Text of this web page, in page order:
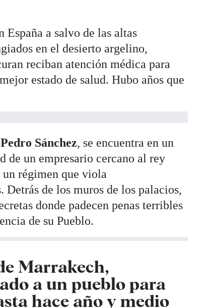
España a salvo de las altas
en el desierto argelino,
reciban atención médica para
estado de salud. Hubo años que
Pedro Sánchez, se encuentra en un
de un empresario cercano al rey
régimen que viola
Detrás de los muros de los palacios,
donde padecen penas terribles
de su Pueblo.
Marrakech,
a un pueblo para
hace año y medio